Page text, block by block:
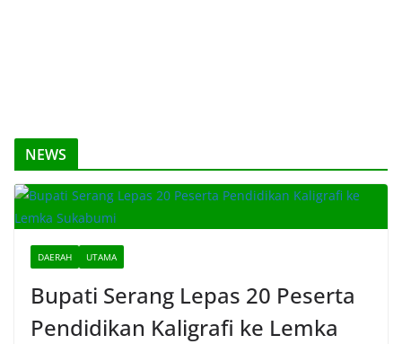
NEWS
DAERAH UTAMA
Bupati Serang Lepas 20 Peserta
Pendidikan Kaligrafi ke Lemka